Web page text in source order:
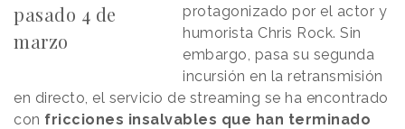
pasado 4 de
marzo
protagonizado por el actor y
humorista Chris Rock. Sin
embargo, pasa su segunda
incursión en la retransmisión
en directo, el servicio de streaming se ha encontrado
con fricciones insalvables que han terminado